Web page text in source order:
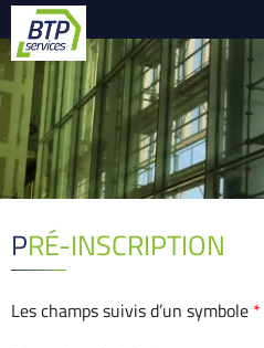
PRÉ-INSCRIPTION
Les champs suivis d’un symbole *